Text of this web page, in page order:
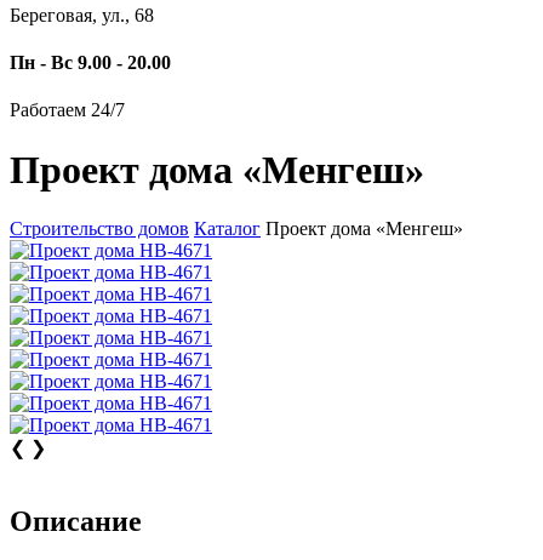
Береговая, ул., 68
Пн - Вс 9.00 - 20.00
Работаем 24/7
Проект дома «Менгеш»
Строительство домов Каталог Проект дома «Менгеш»
❮ ❯
Описание